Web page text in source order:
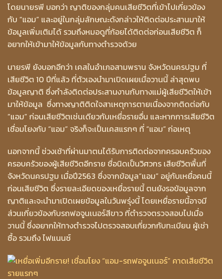
โดยนายรพี บอกว่า ญาติของกลุ่มคนเสียชีวิตที่เข้าไปเกี่ยวข้อง
กับ “แอม” และอยู่ในกลุ่มลักษณะดังกล่าวให้ติดต่อประสานมาให้
ข้อมูลเพิ่มเติมได้ รวมถึงหมอดูที่ก้อยได้ติดต่อก่อนเสียชีวิต ก็
อยากให้เข้ามาให้ข้อมูลกับทางตำรวจด้วย
นายรพี ยังบอกอีกว่า เคสในอำเภอสามพราน จังหวัดนครปฐม ที่
เสียชีวิต 10 ปีที่แล้ว ที่ตัวเองนำมาเปิดเผยเมื่อวานนี้ ล่าสุดพบ
ข้อมูลญาติ ซึ่งกำลังติดต่อประสานงานกับทางแม่ผู้เสียชีวิตให้เข้า
มาให้ข้อมูล ซึ่งทางญาติติดใจสาเหตุการตายเนื่องจากติดต่อกับ
“แอม” ก่อนเสียชีวิตเช่นเดียวกับเหยื่อรายอื่น และหากการเสียชีวิต
เชื่อมโยงกับ “แอม” จริงก็จะเป็นเคสแรกๆ ที่ “แอม” ก่อเหตุ
นอกจากนี้ ช่วงเช้าที่ผ่านมาตนได้รับการติดต่อจากครอบครัวของ
ครอบครัวของผู้เสียชีวิตอีกราย ชื่อนิดเป็นวิศวกร เสียชีวิตพื้นที่
จังหวัดนครปฐม เมื่อปี2563 ซึ่งจากข้อมูล“แอม” อยู่กับเหยื่อคนนี้
ก่อนเสียชีวิต ซึ่งรายละเอียดของเหยื่อรายนี้ ตนยังรอข้อมูลจาก
ญาติและจะนำมาเปิดเผยข้อมูลในวันพรุ่งนี้ โดยเหยื่อรายนี้อาจมี
ส่วนเกี่ยวข้องกับรถฟอจูนเนอร์สีขาว ที่ตำรวจตรวจสอบไปเมื่อ
วานนี้ ซึ่งอยากให้ทางตำรวจไปตรวจสอบเกี่ยวกกับทะเบียน ผู้เช่า
ซื้อ รวมถึง ไฟแนนซ์